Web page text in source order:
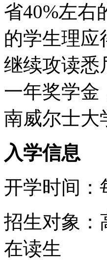
省40%左右
的学生理应
继续攻读悉
一年奖学金
南威尔士大
入学信息
开学时间：
招生对象：
在读生